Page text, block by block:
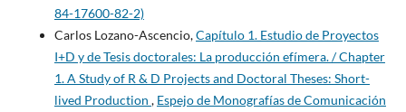
84-17600-82-2)
Carlos Lozano-Ascencio,Capítulo 1. Estudio de Proyectos
I+D y de Tesis doctorales: La producción efímera. / Chapter
1. A Study of R & D Projects and Doctoral Theses: Short-
lived Production , Espejo de Monografías de Comunicación